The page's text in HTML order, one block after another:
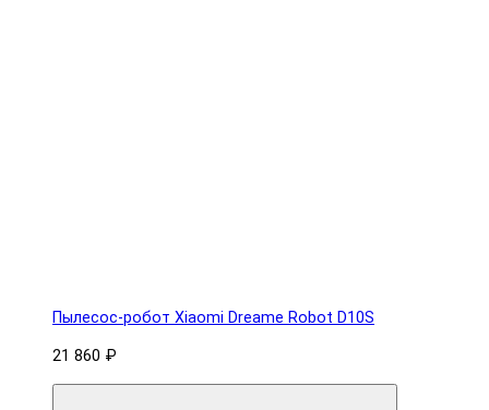
Пылесос-робот Xiaomi Dreame Robot D10S
21 860 ₽